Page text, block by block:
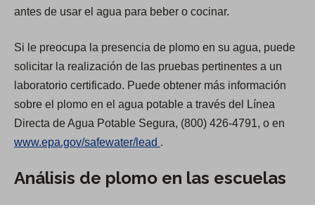
antes de usar el agua para beber o cocinar.
Si le preocupa la presencia de plomo en su agua, puede
solicitar la realización de las pruebas pertinentes a un
laboratorio certificado. Puede obtener más información
sobre el plomo en el agua potable a través del Línea
Directa de Agua Potable Segura, (800) 426-4791, o en
www.epa.gov/safewater/lead
p
.
Análisis de plomo en las escuelas